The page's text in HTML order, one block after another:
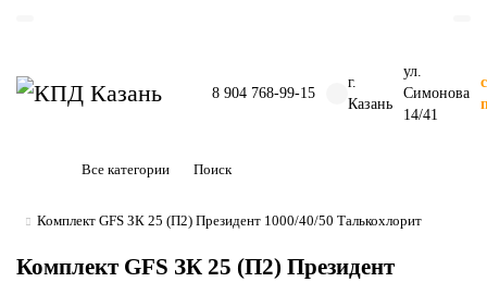
8 904 768-99-15
г.
Казань
ул.
Симонова
14/41
Все категории
Комплект GFS ЗК 25 (П2) Президент 1000/40/50 Талькохлорит
Комплект GFS ЗК 25 (П2) Президент